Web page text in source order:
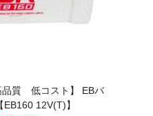
質 低コスト】 EBバ
EB160 12V(T)】